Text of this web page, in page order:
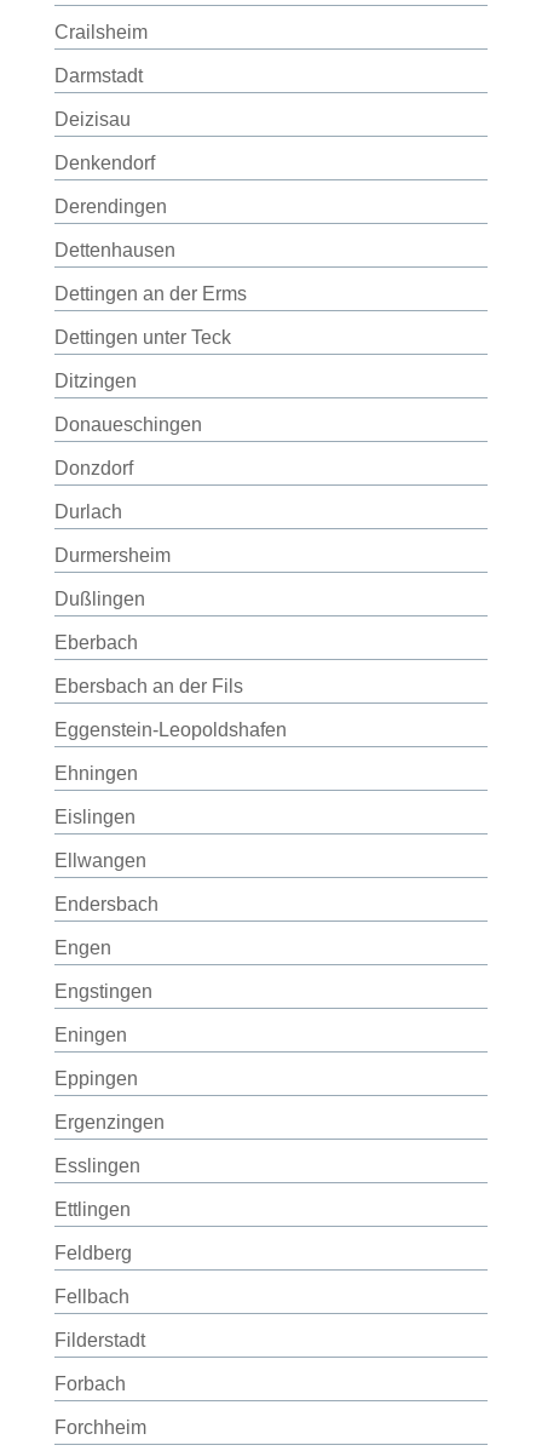
Crailsheim
Darmstadt
Deizisau
Denkendorf
Derendingen
Dettenhausen
Dettingen an der Erms
Dettingen unter Teck
Ditzingen
Donaueschingen
Donzdorf
Durlach
Durmersheim
Dußlingen
Eberbach
Ebersbach an der Fils
Eggenstein-Leopoldshafen
Ehningen
Eislingen
Ellwangen
Endersbach
Engen
Engstingen
Eningen
Eppingen
Ergenzingen
Esslingen
Ettlingen
Feldberg
Fellbach
Filderstadt
Forbach
Forchheim